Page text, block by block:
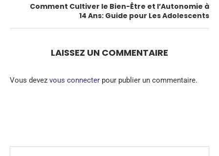
Comment Cultiver le Bien-Être et l’Autonomie à
14 Ans: Guide pour Les Adolescents
LAISSEZ UN COMMENTAIRE
Vous devez vous connecter pour publier un commentaire.